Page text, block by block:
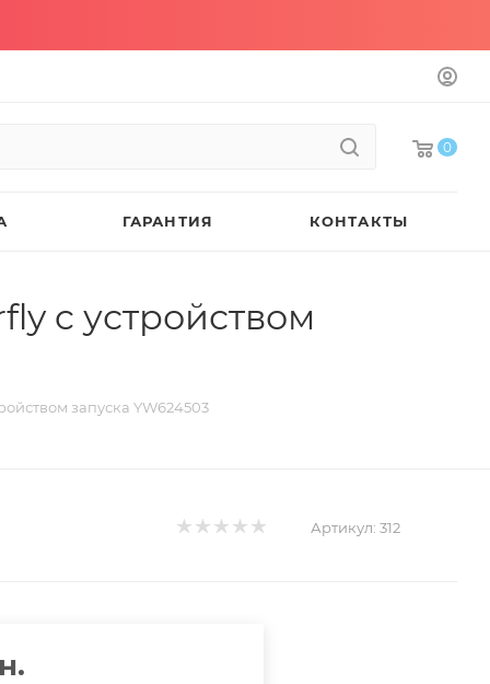
0
ГАРАНТИЯ КОНТАКТЫ
c устройством
запуска YW624503
Артикул: 312